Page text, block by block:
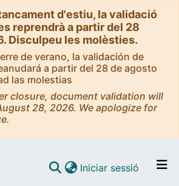
d'estiu, la validació
reprendrà a partir del 28
Disculpeu les molèsties.
de verano, la validación de
a partir del 28 de agosto
las molestias
closure, document validation will
28, 2026. We apologize for
Iniciar sessió (current)